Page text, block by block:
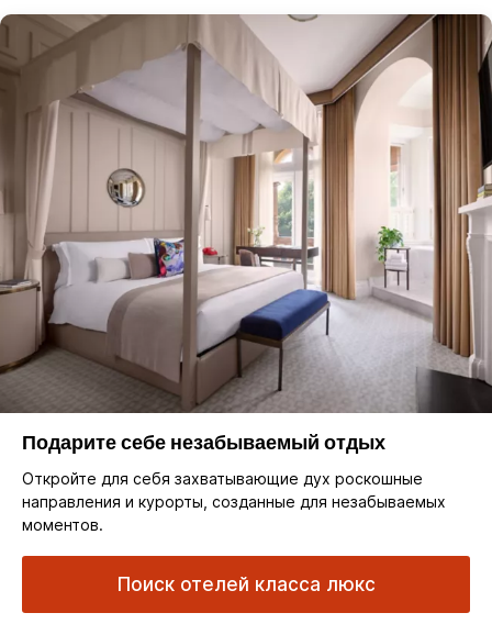
Подарите себе незабываемый отдых
Откройте для себя захватывающие дух роскошные
направления и курорты, созданные для незабываемых
моментов.
Поиск отелей класса люкс